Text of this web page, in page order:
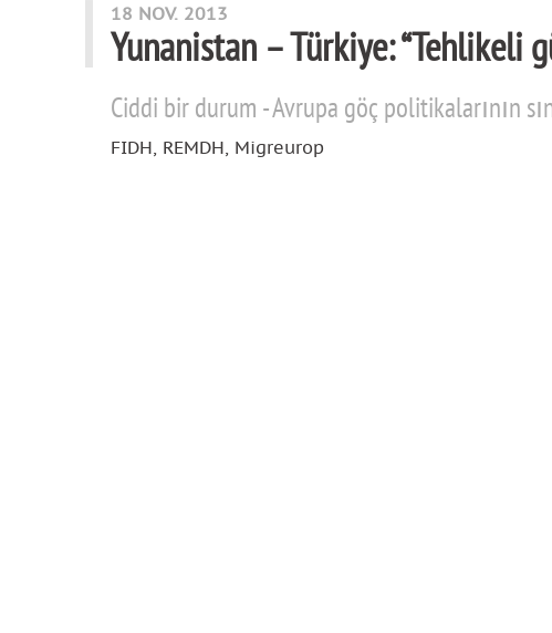
18 NOV. 2013
Yunanistan – Türkiye: “Tehlikeli
Ciddi bir durum - Avrupa göç politikalarının
FIDH, REMDH, Migreurop